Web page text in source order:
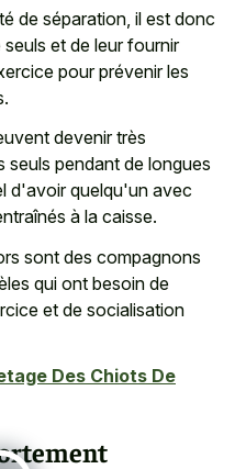
de séparation, il est donc
et de leur fournir
pour prévenir les
devenir très
seuls pendant de longues
d'avoir quelqu'un avec
à la caisse.
sont des compagnons
qui ont besoin de
et de socialisation
Des Chiots De